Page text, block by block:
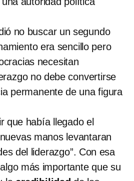
no buscar un segundo
era sencillo pero
necesitan
no debe convertirse
permanente de una figura
que había llegado el
manos levantaran
del liderazgo”. Con esa
más importante que su